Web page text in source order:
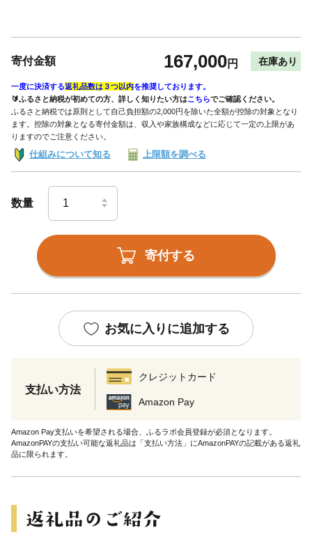
寄付金額 167,000円 在庫あり
一度に決済する返礼品数は３つ以内を推奨しております。
🔰ふるさと納税が初めての方、詳しく知りたい方はこちらでご確認ください。
ふるさと納税では原則として自己負担額の2,000円を除いた全額が控除の対象となり
ます。控除の対象となる寄付金額は、収入や家族構成などに応じて一定の上限があ
りますのでご注意ください。
仕組みについて知る 上限額を調べる
数量
寄付する
お気に入りに追加する
支払い方法
クレジットカード
Amazon Pay
Amazon Pay支払いを希望される場合、ふるラボ会員登録が必須となります。
AmazonPAYの支払い可能な返礼品は「支払い方法」にAmazonPAYの記載がある返礼
品に限られます。